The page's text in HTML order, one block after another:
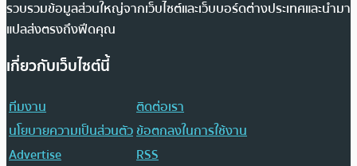
รวบรวมข้อมูลส่วนใหญ่จากเว็บไซต์และเว็บบอร์ดต่างประเทศและนำมา
แปลส่งตรงถึงฟีดคุณ
เกี่ยวกับเว็บไซต์นี้
ทีมงาน
ติดต่อเรา
นโยบายความเป็นส่วนตัวข้อตกลงในการใช้งาน
Advertise
RSS